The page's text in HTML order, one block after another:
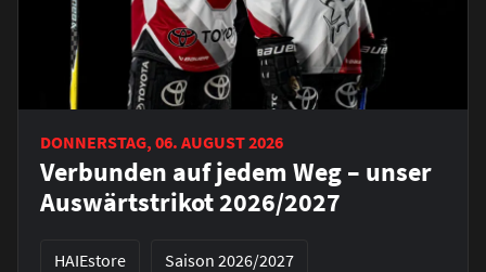
DONNERSTAG, 06. AUGUST 2026
Verbunden auf jedem Weg – unser
Auswärtstrikot 2026/2027
HAIEstore Saison 2026/2027